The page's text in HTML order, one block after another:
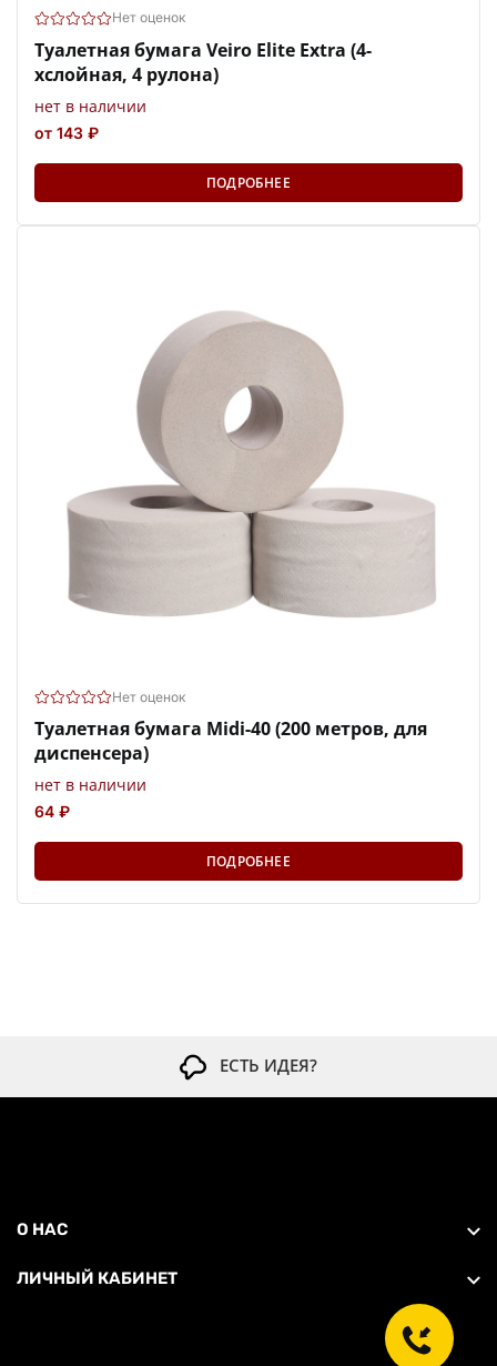
Нет оценок
Туалетная бумага Veiro Elite Extra (4-
хслойная, 4 рулона)
нет в наличии
от 143 ₽
ПОДРОБНЕЕ
Нет оценок
Туалетная бумага Midi-40 (200 метров, для
диспенсера)
нет в наличии
64 ₽
ПОДРОБНЕЕ
ЕСТЬ ИДЕЯ?
О НАС
ЛИЧНЫЙ КАБИНЕТ